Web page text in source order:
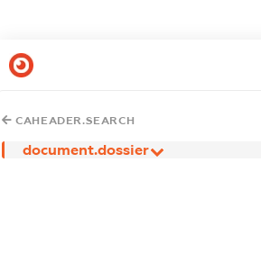
CAHEADER.SEARCH
document.dossier